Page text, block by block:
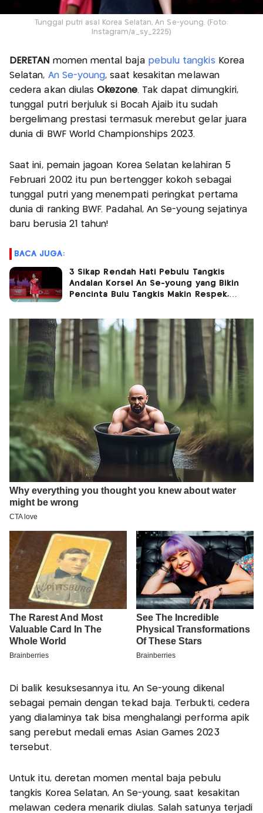
Tunggal putri asal Korea Selatan, An Se-young. (Foto:
Instagram/a_sy_2225)
DERETAN momen mental baja pebulu tangkisKorea
Selatan, An Se-young, saat kesakitan melawan
cedera akan diulasOkezone. Tak dapat dimungkiri,
tunggal putri berjuluk si Bocah Ajaib itu sudah
bergelimang prestasi termasuk merebut gelar juara
dunia di BWF World Championships 2023.
Saat ini, pemain jagoan Korea Selatan kelahiran 5
Februari 2002 itu pun bertengger kokoh sebagai
tunggal putri yang menempati peringkat pertama
dunia di ranking BWF. Padahal, An Se-young sejatinya
baru berusia 21 tahun!
BACA JUGA:
3 Sikap Rendah Hati Pebulu Tangkis
Andalan Korsel An Se-young yang Bikin
Pencinta Bulu Tangkis Makin Respek,
Di balik kesuksesannya itu, An Se-young dikenal
sebagai pemain dengan tekad baja. Terbukti, cedera
yang dialaminya tak bisa menghalangi performa apik
sang perebut medali emas Asian Games 2023
tersebut.
Untuk itu, deretan momen mental baja pebulu
tangkis Korea Selatan, An Se-young, saat kesakitan
melawan cedera menarik diulas. Salah satunya terjadi